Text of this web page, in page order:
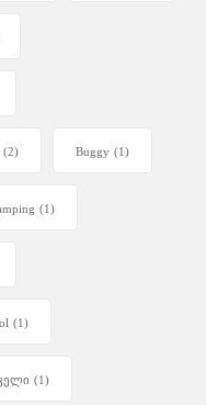
(2) Buggy (1)
(1)
(1)
(1)